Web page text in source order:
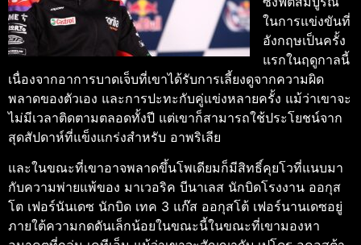
ในการแข่งขันที่
อังกฤษเป็นครั้ง
แรกในฤดูกาลนี้
เนื่องจากอาการบาดเจ็บที่เขาได้รับการเลี้ยงดูจากความผิด
พลาดของตัวเอง และการปะทะกับคู่แข่งหลายครั้ง แม้ว่าเขาจะ
ไม่มีเวลาติดตามตลอดทั้งปี แต่เขาก็สามารถใช้ประโยชน์จาก
สุดสัปดาห์ที่แข็งแกร่งสําหรับ อาพริเลีย
และในขณะที่เขาอาจพลาดขึ้นโพเดียมก็มีสิทธิ์คุยโวที่แนบมา
กับความพ่ายแพ้ของ มาเวอริค บีนาเลส นักบิดโรงงาน ออกุส
โต เฟอร์นันเดซ นักบิด เทค 3 แก๊ส ออกุสโต้ เฟอร์นานเดซอยู่
ภายใต้ความกดดันเล็กน้อยในขณะนี้ในขณะที่เขามองหา